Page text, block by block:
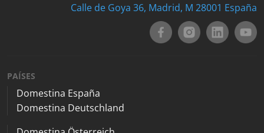
Calle de Goya 36, Madrid, M 28001 España
PAÍSES
Domestina España
Domestina Deutschland